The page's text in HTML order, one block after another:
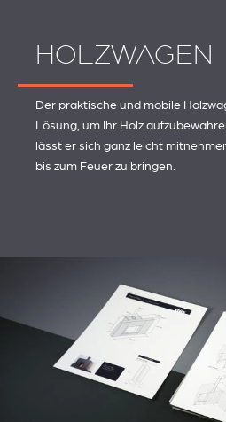
HOLZWAGEN
Der praktische und mobile
Lösung, um Ihr Holz
lässt er sich ganz leicht
bis zum Feuer zu bringen.